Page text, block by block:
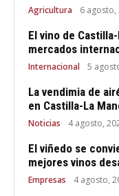
Agricultura 6 agosto,
El vino de
mercados
Internacional 5
La vendimia de
en Castilla-La
Noticias 4 agosto,
El viñedo se
mejores vinos
Empresas 4 agosto,